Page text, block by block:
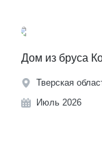
Дом из бруса
Тверская
Июль 2026